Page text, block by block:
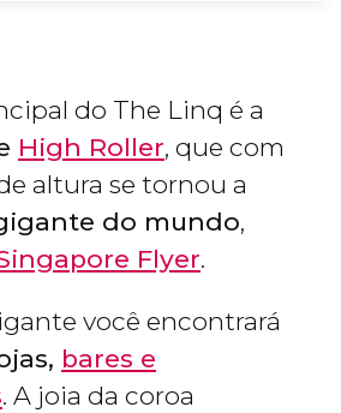
do The Linq é a
High Roller, que com
altura se tornou a
do mundo,
Flyer.
você encontrará
bares e
. A joia da coroa